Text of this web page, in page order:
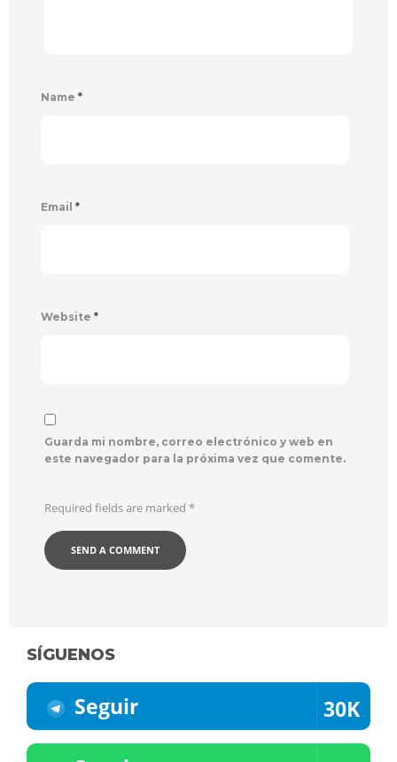
Name *
Email *
Website *
Guarda mi nombre, correo electrónico y web en
este navegador para la próxima vez que comente.
Required fields are marked *
SÍGUENOS
Seguir 30K